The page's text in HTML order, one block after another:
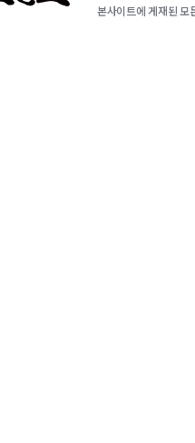
본사이트에 게재된 모